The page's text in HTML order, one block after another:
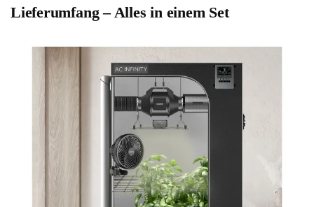
Lieferumfang – Alles in einem Set